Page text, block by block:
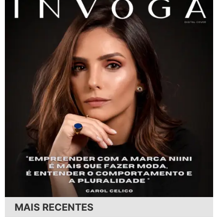
MAIS RECENTES